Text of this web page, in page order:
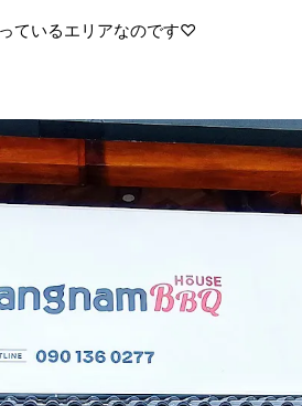
ているエリアなのです♡